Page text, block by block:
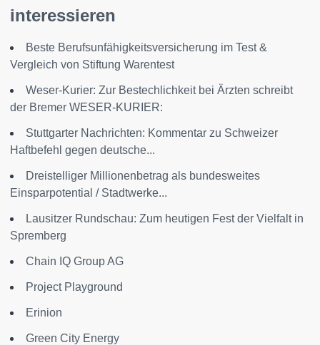
interessieren
Beste Berufsunfähigkeitsversicherung im Test &
Vergleich von Stiftung Warentest
Weser-Kurier: Zur Bestechlichkeit bei Ärzten schreibt
der Bremer WESER-KURIER:
Stuttgarter Nachrichten: Kommentar zu Schweizer
Haftbefehl gegen deutsche...
Dreistelliger Millionenbetrag als bundesweites
Einsparpotential / Stadtwerke...
Lausitzer Rundschau: Zum heutigen Fest der Vielfalt in
Spremberg
Chain IQ Group AG
Project Playground
Erinion
Green City Energy